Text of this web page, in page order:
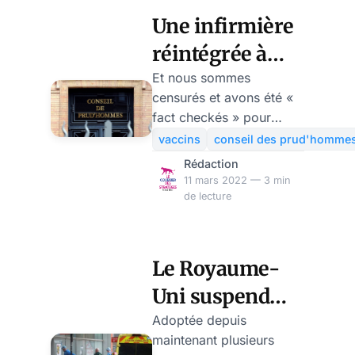
Une infirmière
réintégrée à
son poste sur la
base de la
législation
européenne sur
le médicament
Et nous sommes
censurés et avons été «
fact checkés » pour
avoir dit que c’était
possible ! Le 1e mars
dernier, le conseil de
prud’hommes d’Alençon
ses fonctions depuis
l’entrée en vigueur de
l’obligation vaccinale
pour les soignants. Cette
vaccins
conseil des
Rédaction
11 mars 2022 — 3 min
de lecture
Le Royaume-
Uni suspend
l’obligation
Adoptée depuis
maintenant plusieurs